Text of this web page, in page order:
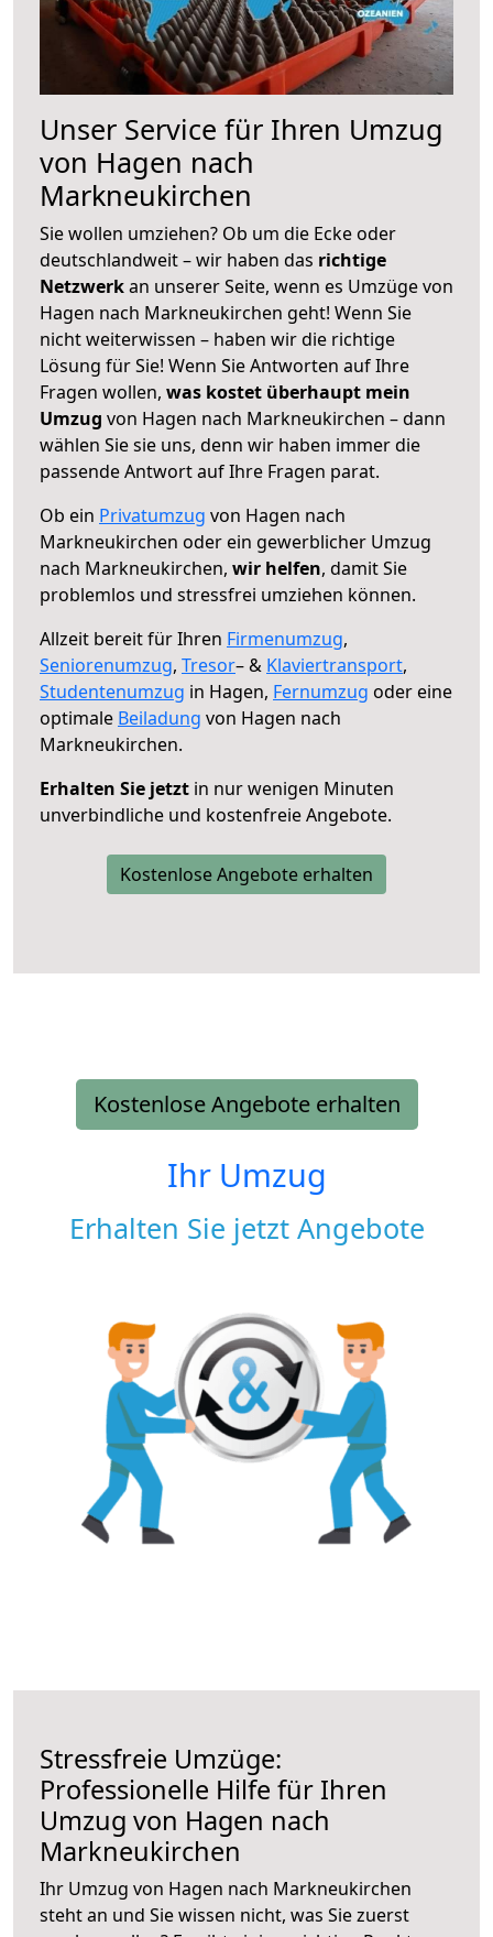
Unser Service für Ihren Umzug
von Hagen nach
Markneukirchen
Sie wollen umziehen? Ob um die Ecke oder
deutschlandweit – wir haben das richtige
Netzwerkan unserer Seite, wenn es Umzüge von
Hagen nach Markneukirchen geht! Wenn Sie
nicht weiterwissen – haben wir die richtige
Lösung für Sie! Wenn Sie Antworten auf Ihre
Fragen wollen, was kostet überhaupt mein
Umzug von Hagen nach Markneukirchen – dann
wählen Sie sie uns, denn wir haben immer die
passende Antwort auf Ihre Fragen parat.
Ob ein Privatumzug von Hagen nach
Markneukirchen oder ein gewerblicher Umzug
nach Markneukirchen, wir helfen, damit Sie
problemlos und stressfrei umziehen können.
Allzeit bereit für Ihren Firmenumzug,
Seniorenumzug, Tresor– & Klaviertransport,
Studentenumzug in Hagen, Fernumzug oder eine
optimale Beiladung von Hagen nach
Markneukirchen.
Erhalten Sie jetzt in nur wenigen Minuten
unverbindliche und kostenfreie Angebote.
Kostenlose Angebote erhalten
Kostenlose Angebote erhalten
Ihr Umzug
Erhalten Sie jetzt Angebote
Stressfreie Umzüge:
Professionelle Hilfe für Ihren
Umzug von Hagen nach
Markneukirchen
Ihr Umzug von Hagen nach Markneukirchen
steht an und Sie wissen nicht, was Sie zuerst